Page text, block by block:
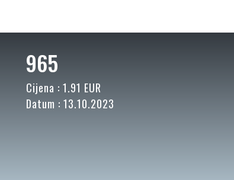
965
Cijena : 1.91 EUR
Datum : 13.10.2023